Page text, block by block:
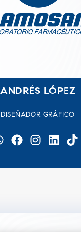
ANDRÉS LÓPEZ
DISEÑADOR GRÁFICO